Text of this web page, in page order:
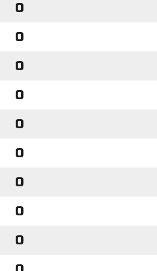
0
0
0
0
0
0
0
0
0